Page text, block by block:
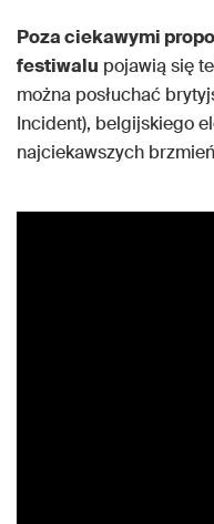
Poza ciekawymi
festiwalu pojawią się
można posłuchać
Incident), belgijskiego
najciekawszych